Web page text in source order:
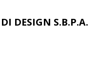
DESIGN S.B.P.A.